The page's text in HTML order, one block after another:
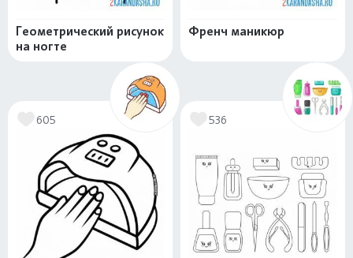
Геометрический рисунок
на ногте
Френч маникюр
605 536